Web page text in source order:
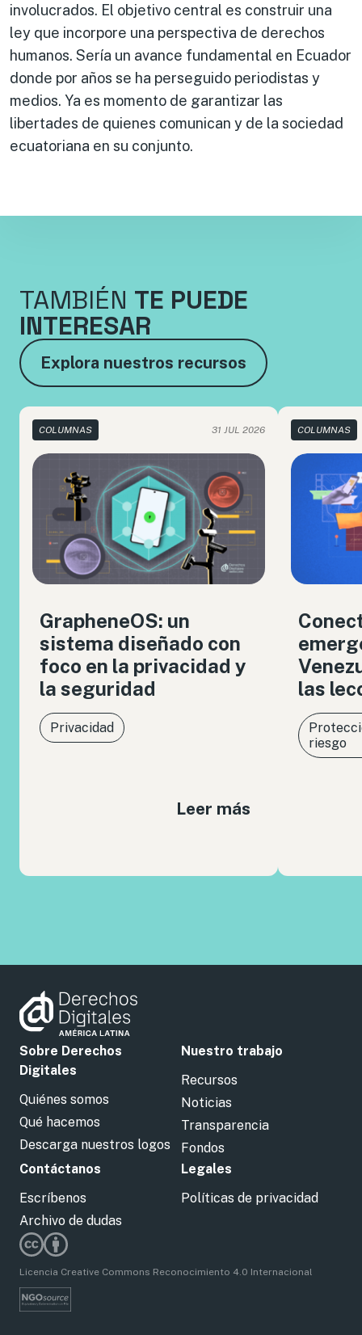
involucrados. El objetivo central es construir una
ley que incorpore una perspectiva de derechos
humanos. Sería un avance fundamental en Ecuador
donde por años se ha perseguido periodistas y
medios. Ya es momento de garantizar las
libertades de quienes comunican y de la sociedad
ecuatoriana en su conjunto.
TAMBIÉN TE PUEDE
INTERESAR
Explora nuestros recursos
COLUMNAS 31 JUL 2026
GrapheneOS: un
sistema diseñado con
foco en la privacidad y
la seguridad
Privacidad
Leer más
COLUMNAS
las
riesgo
Sobre Derechos
Digitales
Quiénes somos
Qué hacemos
Descarga nuestros logos
Nuestro trabajo
Recursos
Noticias
Transparencia
Fondos
Contáctanos
Escríbenos
Archivo de dudas
Legales
Políticas de privacidad
Licencia Creative Commons Reconocimiento 4.0 Internacional